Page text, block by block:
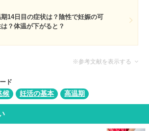
14日目の症状は？陰性で妊娠の可
？体温が下がると？
※参考文献を表示する
ド
候 妊活の基本 高温期